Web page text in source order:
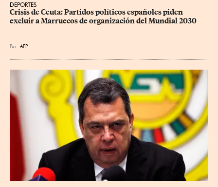
DEPORTES
Crisis de Ceuta: Partidos políticos españoles piden
excluir a Marruecos de organización del Mundial 2030
Por AFP